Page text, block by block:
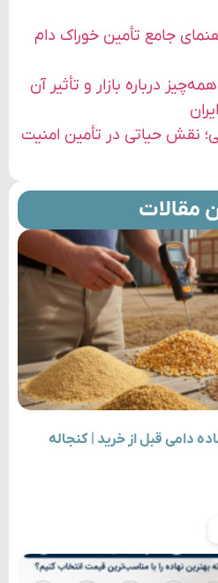
مقالات
دامی قبل از خرید | کنجاله
جامع تأمین خوراک دام
درباره بازار و تأثیر آن
نقش حیاتی در تأمین امنیت